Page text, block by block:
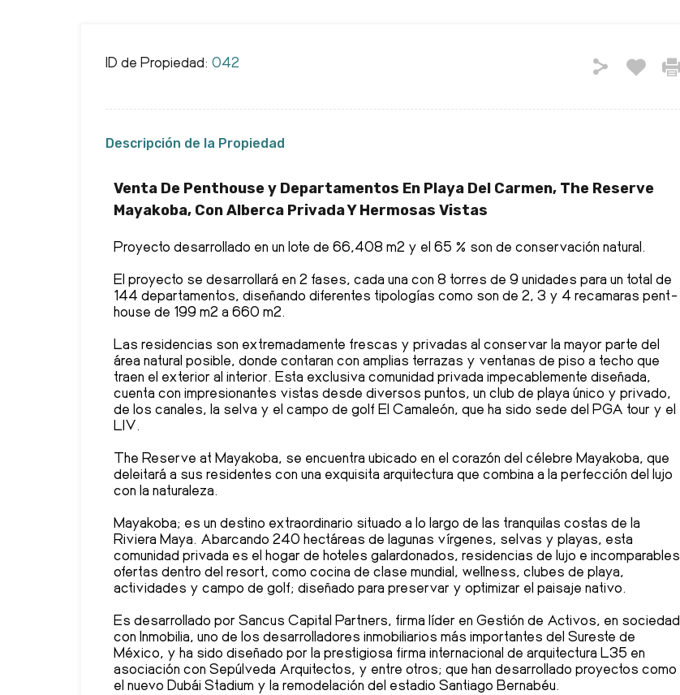
ID de Propiedad: 042
Descripción de la Propiedad
Venta De Penthouse y Departamentos En Playa Del Carmen, The Reserve
Mayakoba, Con Alberca Privada Y Hermosas Vistas
Proyecto desarrollado en un lote de 66,408 m2 y el 65 % son de conservación natural.
El proyecto se desarrollará en 2 fases, cada una con 8 torres de 9 unidades para un total de
144 departamentos, diseñando diferentes tipologías como son de 2, 3 y 4 recamaras pent-
house de 199 m2 a 660 m2.
Las residencias son extremadamente frescas y privadas al conservar la mayor parte del
área natural posible, donde contaran con amplias terrazas y ventanas de piso a techo que
traen el exterior al interior. Esta exclusiva comunidad privada impecablemente diseñada,
cuenta con impresionantes vistas desde diversos puntos, un club de playa único y privado,
de los canales, la selva y el campo de golf El Camaleón, que ha sido sede del PGA tour y el
LIV.
The Reserve at Mayakoba, se encuentra ubicado en el corazón del célebre Mayakoba, que
deleitará a sus residentes con una exquisita arquitectura que combina a la perfección del lujo
con la naturaleza.
Mayakoba; es un destino extraordinario situado a lo largo de las tranquilas costas de la
Riviera Maya. Abarcando 240 hectáreas de lagunas vírgenes, selvas y playas, esta
comunidad privada es el hogar de hoteles galardonados, residencias de lujo e incomparables
ofertas dentro del resort, como cocina de clase mundial, wellness, clubes de playa,
actividades y campo de golf; diseñado para preservar y optimizar el paisaje nativo.
Es desarrollado por Sancus Capital Partners, firma líder en Gestión de Activos, en sociedad
con Inmobilia, uno de los desarrolladores inmobiliarios más importantes del Sureste de
México, y ha sido diseñado por la prestigiosa firma internacional de arquitectura L35 en
asociación con Sepúlveda Arquitectos, y entre otros; que han desarrollado proyectos como
el nuevo Dubái Stadium y la remodelación del estadio Santiago Bernabéu.